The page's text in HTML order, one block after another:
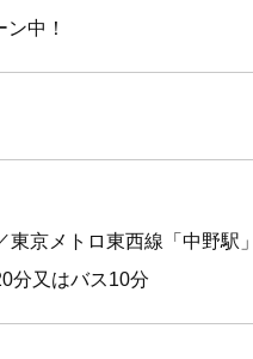
中！
東京メトロ東西線「中野
分又はバス10分